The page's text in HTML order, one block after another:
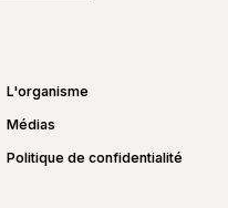
L'organisme
Médias
Politique de confidentialité